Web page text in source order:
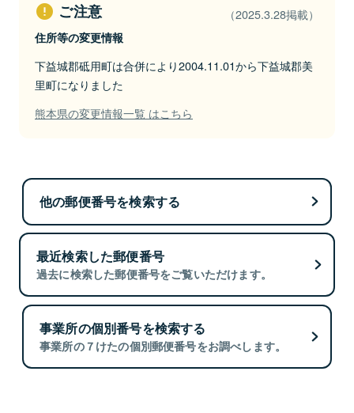
ご注意 （2025.3.28掲載）
住所等の変更情報
下益城郡砥用町は合併により2004.11.01から下益城郡美
里町になりました
熊本県の変更情報一覧 はこちら
他の郵便番号を検索する
最近検索した郵便番号
過去に検索した郵便番号をご覧いただけます。
事業所の個別番号を検索する
事業所の７けたの個別郵便番号をお調べします。